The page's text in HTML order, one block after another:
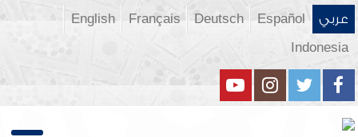
عربي Español
Deutsch
Français
English
Indonesia